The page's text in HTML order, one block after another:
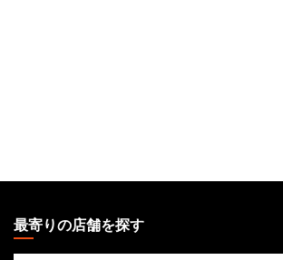
THE
GATHERING
最寄りの店舗を探す